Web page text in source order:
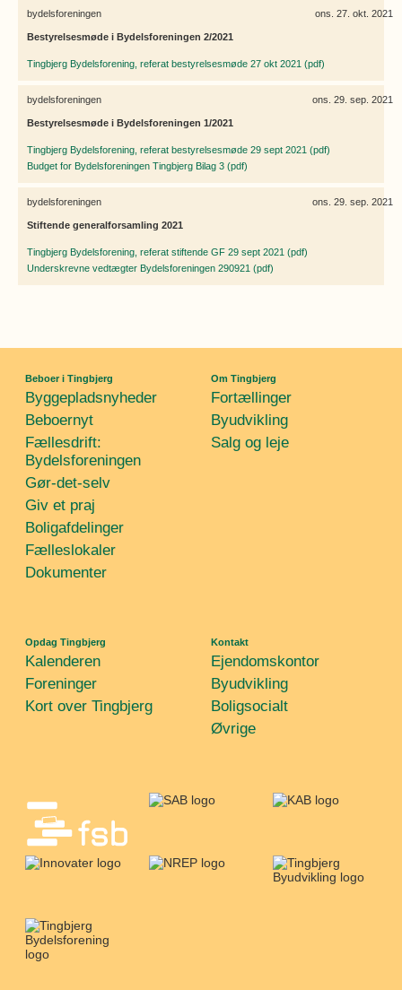
ons. 27. okt. 2021
bydelsforeningen
Bestyrelsesmøde i Bydelsforeningen 2/2021
Tingbjerg Bydelsforening, referat bestyrelsesmøde 27 okt 2021 (pdf)
ons. 29. sep. 2021
bydelsforeningen
Bestyrelsesmøde i Bydelsforeningen 1/2021
Tingbjerg Bydelsforening, referat bestyrelsesmøde 29 sept 2021 (pdf)
Budget for Bydelsforeningen Tingbjerg Bilag 3 (pdf)
ons. 29. sep. 2021
bydelsforeningen
Stiftende generalforsamling 2021
Tingbjerg Bydelsforening, referat stiftende GF 29 sept 2021 (pdf)
Underskrevne vedtægter Bydelsforeningen 290921 (pdf)
Beboer i Tingbjerg
Byggepladsnyheder
Beboernyt
Fællesdrift:
Bydelsforeningen
Gør-det-selv
Giv et praj
Boligafdelinger
Fælleslokaler
Dokumenter
Om Tingbjerg
Fortællinger
Byudvikling
Salg og leje
Opdag Tingbjerg
Kalenderen
Foreninger
Kort over Tingbjerg
Kontakt
Ejendomskontor
Byudvikling
Boligsocialt
Øvrige